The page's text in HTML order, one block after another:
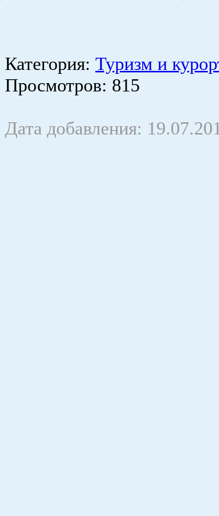
Категория: Туризм и
Просмотров: 815
Дата добавления: